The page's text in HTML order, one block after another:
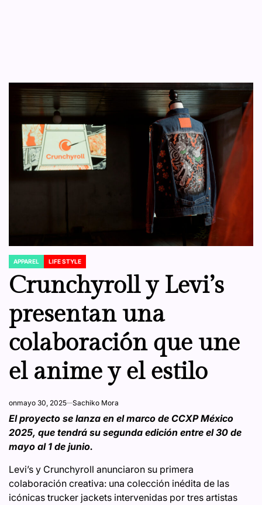
POSTED
APPAREL LIFE STYLE
Crunchyroll y Levi’s
presentan una
colaboración que une
el anime y el estilo
onmayo 30, 2025 Sachiko Mora
El proyecto se lanza en el marco de CCXP México
2025, que tendrá su segunda edición entre el 30 de
mayo al 1 de junio.
Levi’s y Crunchyroll anunciaron su primera
colaboración creativa: una colección inédita de las
icónicas trucker jackets intervenidas por tres artistas